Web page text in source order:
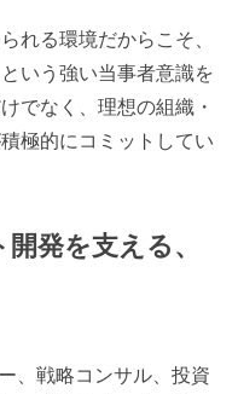
れる環境だからこそ、
いう強い当事者意識を
でなく、理想の組織・
極的にコミットしてい
発を支える、
、戦略コンサル、投資